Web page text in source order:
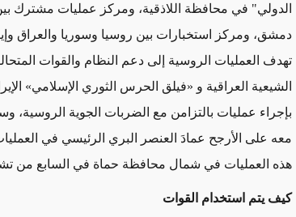
الدولي" في محافظة اللاذقية، ومركز عمليات مشترك
دمشق، ومركز استخبارات بين روسيا وسوريا والعراق
تهدف العمليات الروسية إلى دعم النظام والقوات
الشيعية العراقية و «فيلق الحرس الثوري الإسلامي»
بإجراء عمليات بالتزامن مع الضربات الجوية الروسية،
معه على الأرجح عمادَ العنصر البري الرئيسي في
هذه العمليات في شمال محافظة حماة في السابع من
كيف يتم استخدام القوات